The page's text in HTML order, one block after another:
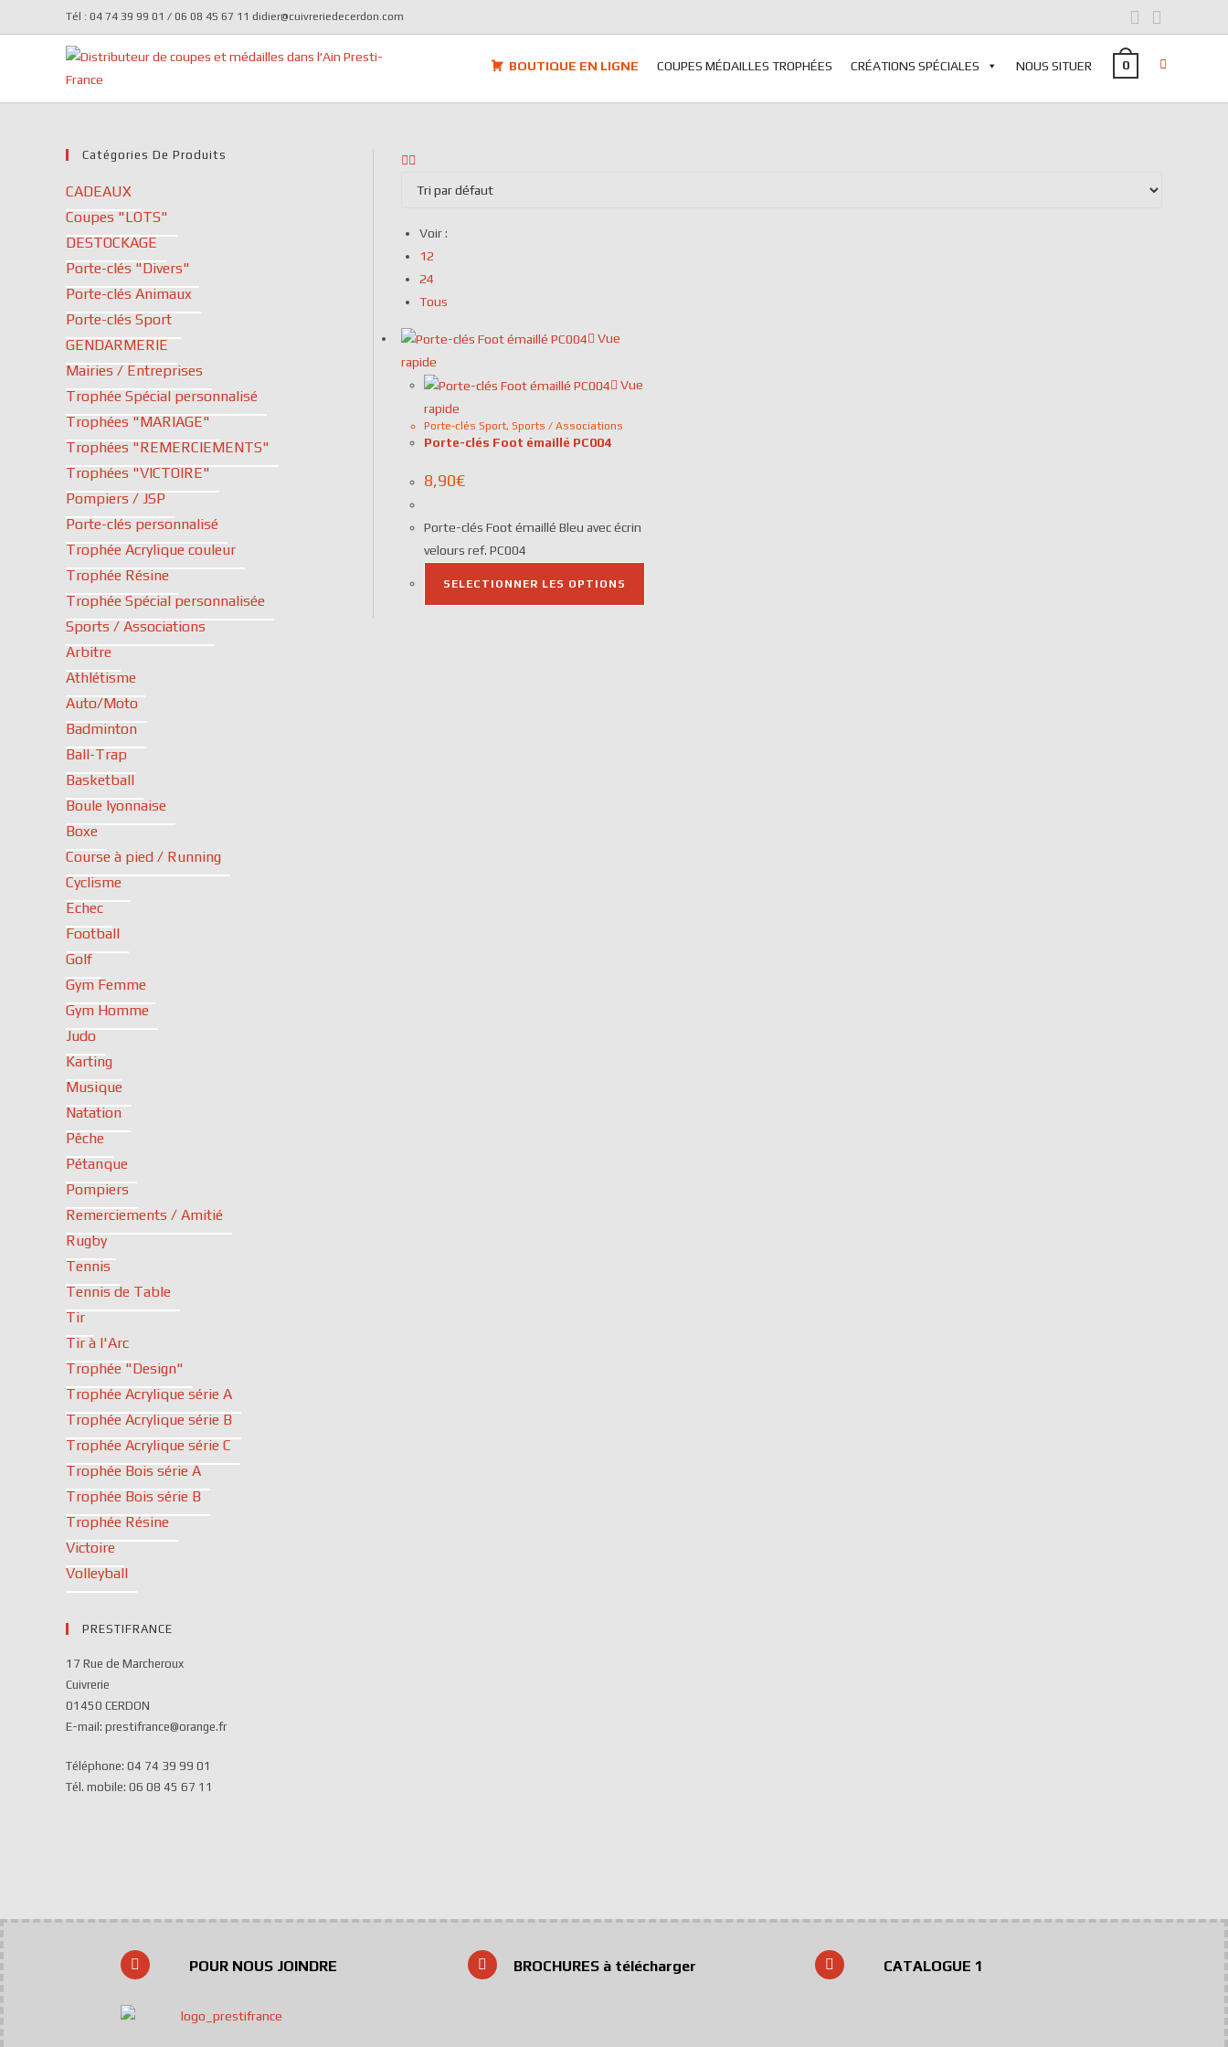
Tél : 04 74 39 99 01 / 06 08 45 67 11 didier@cuivreriedecerdon.com
BOUTIQUE EN LIGNE COUPES MÉDAILLES TROPHÉES CRÉATIONS SPÉCIALES NOUS SITUER 0
Voir :
12
24
Tous
Vue
rapide
Vue
rapide
Porte-clés Sport, Sports / Associations
Porte-clés Foot émaillé PC004
8,90€
Porte-clés Foot émaillé Bleu avec écrin
velours ref. PC004
SELECTIONNER LES OPTIONS
Catégories De Produits
CADEAUX
Coupes "LOTS"
DESTOCKAGE
Porte-clés "Divers"
Porte-clés Animaux
Porte-clés Sport
GENDARMERIE
Mairies / Entreprises
Trophée Spécial personnalisé
Trophées "MARIAGE"
Trophées "REMERCIEMENTS"
Trophées "VICTOIRE"
Pompiers / JSP
Porte-clés personnalisé
Trophée Acrylique couleur
Trophée Résine
Trophée Spécial personnalisée
Sports / Associations
Arbitre
Athlétisme
Auto/Moto
Badminton
Ball-Trap
Basketball
Boule lyonnaise
Boxe
Course à pied / Running
Cyclisme
Echec
Football
Golf
Gym Femme
Gym Homme
Judo
Karting
Musique
Natation
Pêche
Pétanque
Pompiers
Remerciements / Amitié
Rugby
Tennis
Tennis de Table
Tir
Tir à l'Arc
Trophée "Design"
Trophée Acrylique série A
Trophée Acrylique série B
Trophée Acrylique série C
Trophée Bois série A
Trophée Bois série B
Trophée Résine
Victoire
Volleyball
PRESTIFRANCE
17 Rue de Marcheroux
Cuivrerie
01450 CERDON
E-mail: prestifrance@orange.fr
Téléphone: 04 74 39 99 01
Tél. mobile: 06 08 45 67 11
POUR NOUS JOINDRE BROCHURES à télécharger CATALOGUE 1